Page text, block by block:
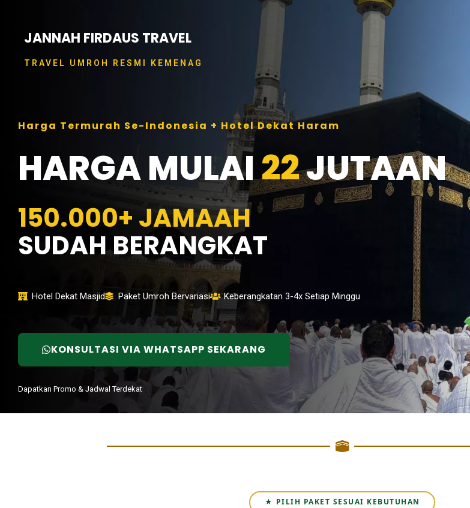
contentJANNAH FIRDAUS TRAVEL
TRAVEL UMROH RESMI KEMENAG
Harga Termurah Se-Indonesia + Hotel Dekat Haram
HARGA MULAI22JUTAAN
150.000+ JAMAAH
SUDAH BERANGKAT
Hotel Dekat Masjid Paket Umroh Bervariasi Keberangkatan 3-4x Setiap Minggu
KONSULTASI VIA WHATSAPP SEKARANG
Dapatkan Promo & Jadwal Terdekat
★ PILIH PAKET SESUAI KEBUTUHAN